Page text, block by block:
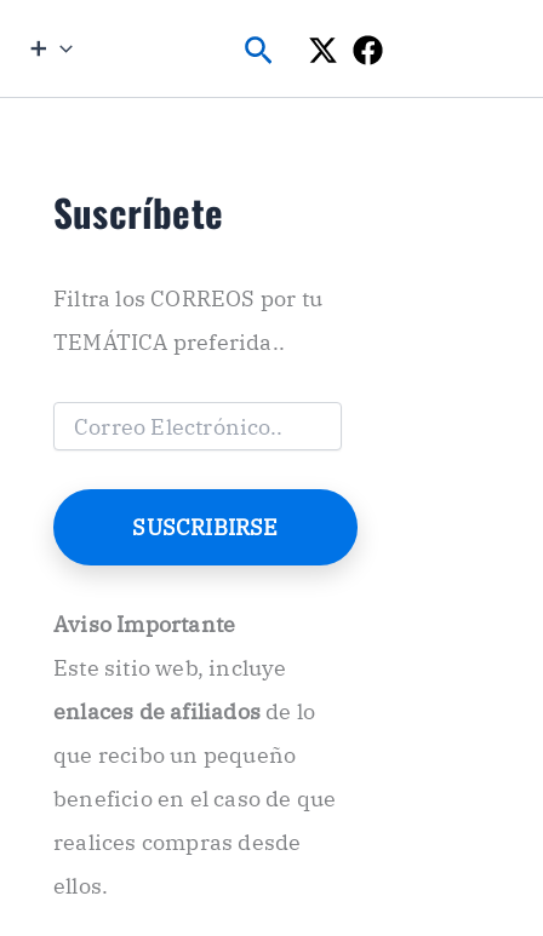
➕ Buscar
Suscríbete
Filtra los CORREOS por tu
TEMÁTICA preferida..
C
e
o
E
c
t
r
ó
i
o
.
SUSCRIBIRSE
Aviso Importante
Este sitio web, incluye
enlaces de afiliados de lo
que recibo un pequeño
beneficio en el caso de que
realices compras desde
ellos.